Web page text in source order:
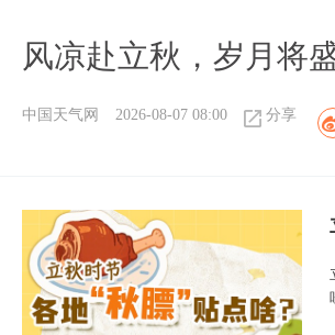
风凉赴立秋，岁月将
中国天气网 2026-08-07 08:00 分享